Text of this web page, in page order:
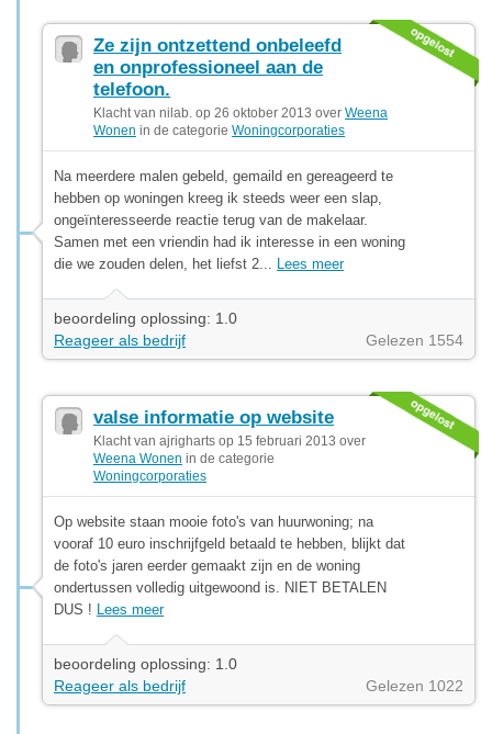
Ze zijn ontzettend onbeleefd
en onprofessioneel aan de
telefoon.
Klacht van nilab. op 26 oktober 2013 over Weena
Wonen in de categorie Woningcorporaties
Na meerdere malen gebeld, gemaild en gereageerd te
hebben op woningen kreeg ik steeds weer een slap,
ongeïnteresseerde reactie terug van de makelaar.
Samen met een vriendin had ik interesse in een woning
die we zouden delen, het liefst 2... Lees meer
beoordeling oplossing: 1.0
Reageer als bedrijf
Gelezen 1554
valse informatie op website
Klacht van ajrigharts op 15 februari 2013 over
Weena Wonen in de categorie
Woningcorporaties
Op website staan mooie foto's van huurwoning; na
vooraf 10 euro inschrijfgeld betaald te hebben, blijkt dat
de foto's jaren eerder gemaakt zijn en de woning
ondertussen volledig uitgewoond is. NIET BETALEN
DUS ! Lees meer
beoordeling oplossing: 1.0
Reageer als bedrijf
Gelezen 1022